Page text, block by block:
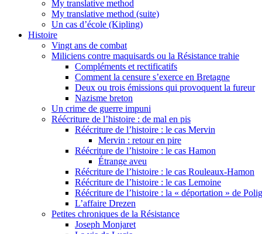
My translative method
My translative method (suite)
Un cas d’école (Kipling)
Histoire
Vingt ans de combat
Miliciens contre maquisards ou la Résistance trahie
Compléments et rectificatifs
Comment la censure s’exerce en Bretagne
Deux ou trois émissions qui provoquent la fureur
Nazisme breton
Un crime de guerre impuni
Réécriture de l’histoire : de mal en pis
Réécriture de l’histoire : le cas Mervin
Mervin : retour en pire
Réécriture de l’histoire : le cas Hamon
Étrange aveu
Réécriture de l’histoire : le cas Rouleaux-Hamon
Réécriture de l’histoire : le cas Lemoine
Réécriture de l’histoire : la « déportation » de
L’affaire Drezen
Petites chroniques de la Résistance
Joseph Monjaret